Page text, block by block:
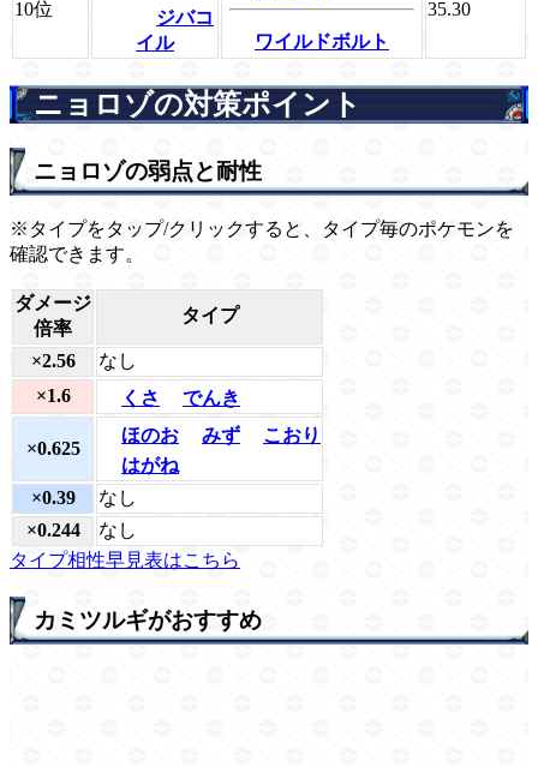
10位
ジバコ
イル
ワイルドボルト
35.30
ニョロゾの対策ポイント
ニョロゾの弱点と耐性
※タイプをタップ/クリックすると、タイプ毎のポケモンを
確認できます。
ダメージ
倍率
タイプ
×2.56
なし
×1.6
くさ でんき
×0.625
ほのお みず
こおり
はがね
×0.39
なし
×0.244
なし
タイプ相性早見表はこちら
カミツルギがおすすめ